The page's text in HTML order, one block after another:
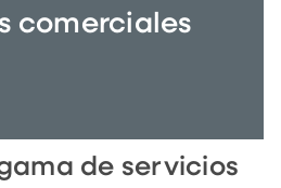
comerciales
de servicios